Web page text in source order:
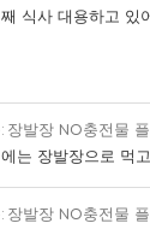
식사 대용하고 있
장발장 NO충전물
는 장발장으로 먹
장발장 NO충전물